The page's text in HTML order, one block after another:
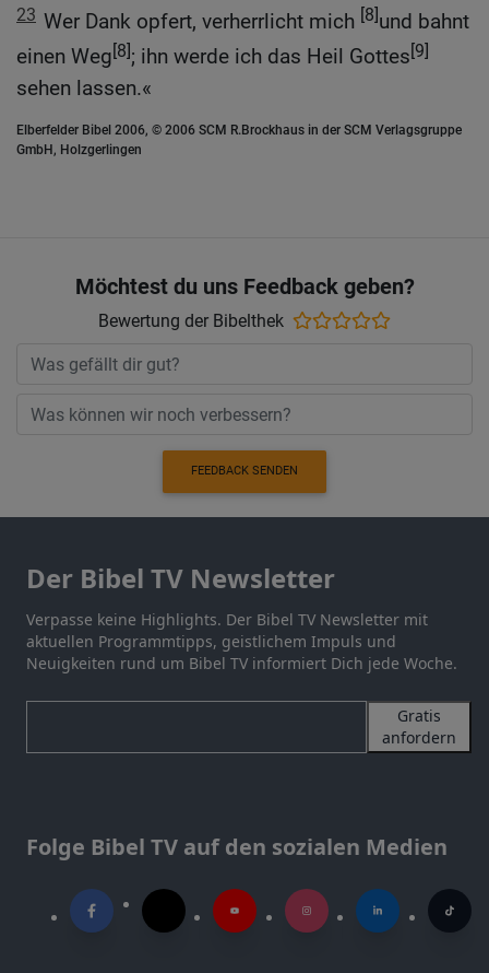
23 Wer Dank opfert, verherrlicht mich [8]und bahnt
einen Weg[8]; ihn werde ich das Heil Gottes[9]
sehen lassen.«
Elberfelder Bibel 2006, © 2006 SCM R.Brockhaus in der SCM Verlagsgruppe
GmbH, Holzgerlingen
Möchtest du uns Feedback geben?
Bewertung der Bibelthek
FEEDBACK SENDEN
Der Bibel TV Newsletter
Verpasse keine Highlights. Der Bibel TV Newsletter mit
aktuellen Programmtipps, geistlichem Impuls und
Neuigkeiten rund um Bibel TV informiert Dich jede Woche.
Gratis
anfordern
Folge Bibel TV auf den sozialen Medien